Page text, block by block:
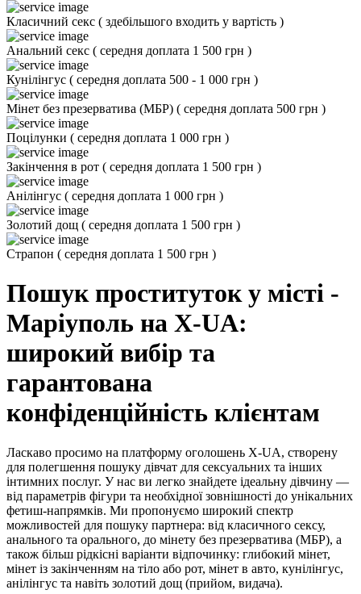
Класичний секс ( здебільшого входить у вартість )
Анальний секс ( середня доплата 1 500 грн )
Кунілінгус ( середня доплата 500 - 1 000 грн )
Мінет без презерватива (МБР) ( середня доплата 500 грн )
Поцілунки ( середня доплата 1 000 грн )
Закінчення в рот ( середня доплата 1 500 грн )
Анілінгус ( середня доплата 1 000 грн )
Золотий дощ ( середня доплата 1 500 грн )
Страпон ( середня доплата 1 500 грн )
Пошук проституток у місті -
Маріуполь на X-UA:
широкий вибір та
гарантована
конфіденційність клієнтам
Ласкаво просимо на платформу оголошень X-UA, створену
для полегшення пошуку дівчат для сексуальних та інших
інтимних послуг. У нас ви легко знайдете ідеальну дівчину —
від параметрів фігури та необхідної зовнішності до унікальних
фетиш-напрямків. Ми пропонуємо широкий спектр
можливостей для пошуку партнера: від класичного сексу,
анального та орального, до мінету без презерватива (МБР), а
також більш рідкісні варіанти відпочинку: глибокий мінет,
мінет із закінченням на тіло або рот, мінет в авто, кунілінгус,
анілінгус та навіть золотий дощ (прийом, видача).